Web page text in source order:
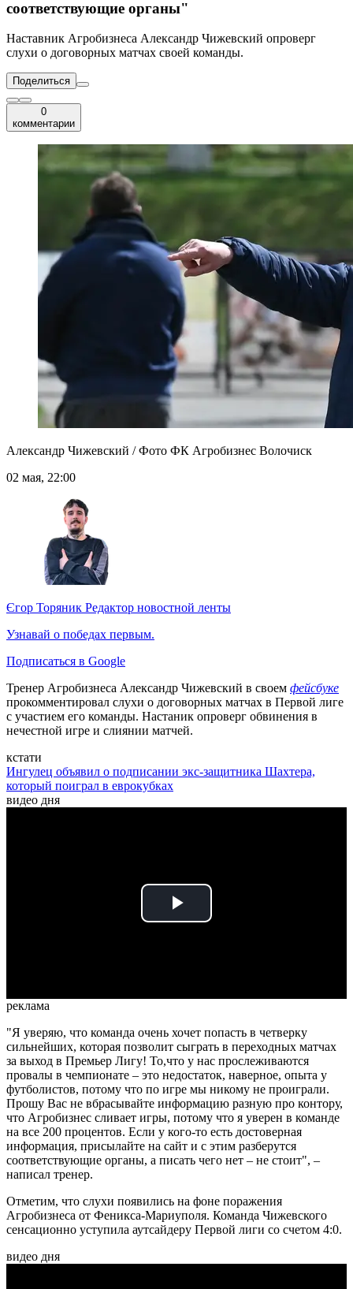
соответствующие органы"
Наставник Агробизнеса Александр Чижевский опроверг
слухи о договорных матчах своей команды.
Поделиться
0
комментарии
Александр Чижевский / Фото ФК Агробизнес Волочиск
02 мая, 22:00
Єгор Торяник Редактор новостной ленты
Узнавай о победах первым.
Подписаться в Google
Тренер Агробизнеса Александр Чижевский в своем фейсбуке
прокомментировал слухи о договорных матчах в Первой лиге
с участием его команды. Настаник опроверг обвинения в
нечестной игре и слиянии матчей.
кстати
Ингулец объявил о подписании экс-защитника Шахтера,
который поиграл в еврокубках
видео дня
Play
реклама
"Я уверяю, что команда очень хочет попасть в четверку
сильнейших, которая позволит сыграть в переходных матчах
за выход в Премьер Лигу! То,что у нас прослеживаются
провалы в чемпионате – это недостаток, наверное, опыта у
футболистов, потому что по игре мы никому не проиграли.
Прошу Вас не вбрасывайте информацию разную про контору,
что Агробизнес сливает игры, потому что я уверен в команде
на все 200 процентов. Если у кого-то есть достоверная
информация, присылайте на сайт и с этим разберутся
соответствующие органы, а писать чего нет – не стоит", –
написал тренер.
Отметим, что слухи появились на фоне поражения
Агробизнеса от Феникса-Мариуполя. Команда Чижевского
сенсационно уступила аутсайдеру Первой лиги со счетом 4:0.
видео дня